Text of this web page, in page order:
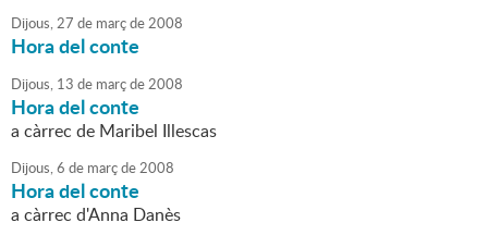
Dijous,27 de marçde2008
Hora del conte
Dijous, 13 de marçde2008
Hora del conte
a càrrec de Maribel Illescas
Dijous,6 de marçde2008
Hora del conte
a càrrec d'Anna Danès